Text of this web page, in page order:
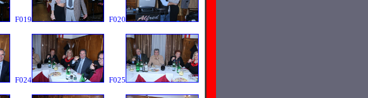
F019 F020
F024 F025